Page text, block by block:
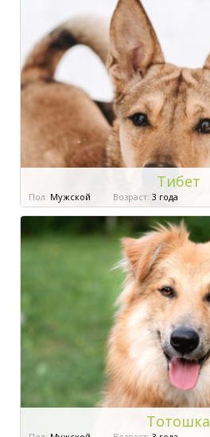
Тибет
Пол: Мужской Возраст: 3 года
Тотошка